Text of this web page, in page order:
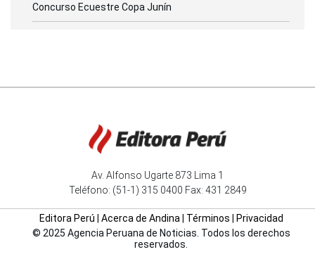
Concurso Ecuestre Copa Junín
Av. Alfonso Ugarte 873 Lima 1
Teléfono: (51-1) 315 0400 Fax: 431 2849
Editora Perú Acerca de Andina Términos
Privacidad
© 2025 Agencia Peruana de Noticias. Todos los derechos
reservados.